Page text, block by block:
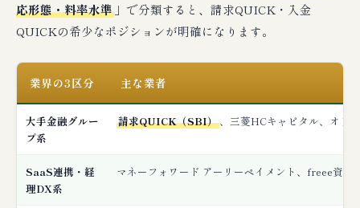
応形態・料率水準 」で分類すると、請求QUICK・入金
QUICKの希少なポジションが明確になります。
業界の3区分 主な業者
大手金融グルー
プ系
請求QUICK（SBI）、三菱HCキャピタル、オリ
SaaS連携・経
理DX系
マネーフォワード アーリーペイメント、freee資金